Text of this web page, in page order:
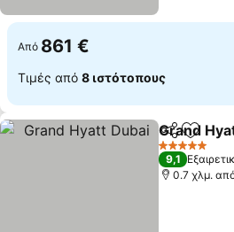
Από 861 €
Τιμές από 8 ιστότοπους
Grand
5 Αστέρια
9,1
0.7 χλμ.